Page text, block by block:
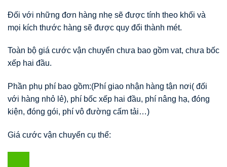
Đối với những đơn hàng nhẹ sẽ được tính theo khối và
mọi kích thước hàng sẽ được quy đổi thành mét.
Toàn bộ giá cước vận chuyển chưa bao gồm vat, chưa bốc
xếp hai đầu.
Phần phụ phí bao gồm:(Phí giao nhận hàng tận nơi( đối
với hàng nhỏ lẻ), phí bốc xếp hai đầu, phí nâng hạ, đóng
kiện, đóng gói, phí vô đường cấm tải…)
Giá cước vận chuyển cụ thể: